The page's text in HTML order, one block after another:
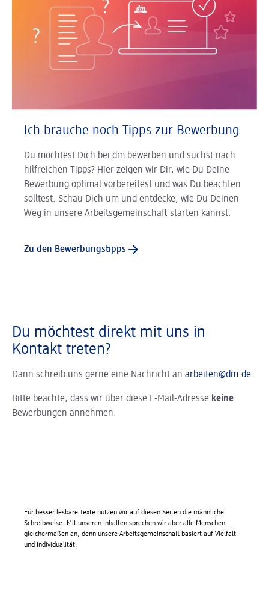
Ich brauche noch Tipps zur Bewerbung
Du möchtest Dich bei dm bewerben und suchst nach
hilfreichen Tipps? Hier zeigen wir Dir, wie Du Deine
Bewerbung optimal vorbereitest und was Du beachten
solltest. Schau Dich um und entdecke, wie Du Deinen
Weg in unsere Arbeitsgemeinschaft starten kannst.
Zu den Bewerbungstipps
Du möchtest direkt mit uns in
Kontakt treten?
Dann schreib uns gerne eine Nachricht an arbeiten@dm.de.
Bitte beachte, dass wir über diese E-Mail-Adresse keine
Bewerbungen annehmen.
Für besser lesbare Texte nutzen wir auf diesen Seiten die männliche
Schreibweise. Mit unseren Inhalten sprechen wir aber alle Menschen
gleichermaßen an, denn unsere Arbeitsgemeinschaft basiert auf Vielfalt
und Individualität.